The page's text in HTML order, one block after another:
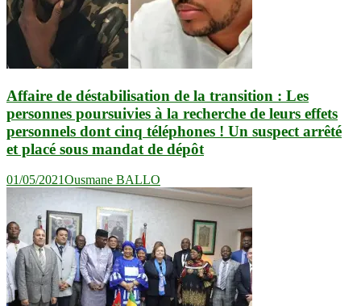
Affaire de déstabilisation de la transition : Les
personnes poursuivies à la recherche de leurs effets
personnels dont cinq téléphones ! Un suspect arrêté
et placé sous mandat de dépôt
01/05/2021Ousmane BALLO